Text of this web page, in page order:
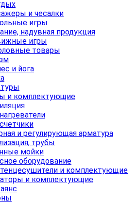
и чесалки
игры
надувная продукция
игры
товары
и йога
и комплектующие
и регулирующая арматура
трубы
мойки
оборудование
и комплектующие
и комплектующие